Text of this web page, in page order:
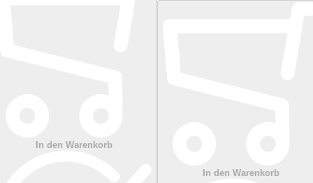
In den Warenkorb
In den Warenkorb